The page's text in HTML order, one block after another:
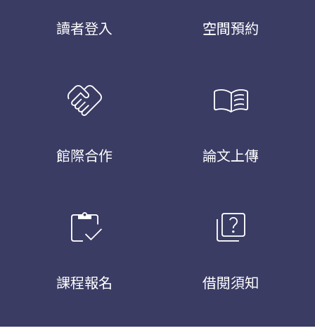
讀者登入 空間預約
handshake
館際合作
menu_book
論文上傳
inventory
課程報名
quiz
借閱須知